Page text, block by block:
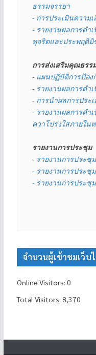
ธรรมจรรยา
- การประเมินความ
- รายงานผลการดำ
ทุจริตและประพฤติ
การส่งเสริมคุณธรร
- แผนปฏิบัติการป้อง
- รายงานผลการดำ
- การนำผลการประ
- รายงานผลการดำ
ควาโปร่งใสภายใน
รายงานการประชุม
- รายงานการประชุ
- รายงานการประชุ
- รายงานการประชุ
จำนวนผู้เข้าชมเว็บ
Online Visitors: 0
Total Visitors: 8,370